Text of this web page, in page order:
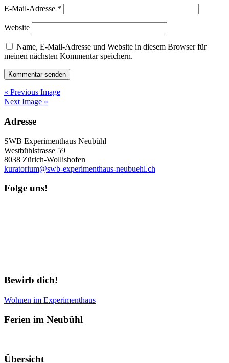
E-Mail-Adresse *
Website
Name, E-Mail-Adresse und Website in diesem Browser für
meinen nächsten Kommentar speichern.
« Previous Image
Next Image »
Adresse
SWB Experimenthaus Neubühl
Westbühlstrasse 59
8038 Zürich-Wollishofen
kuratorium@swb-experimenthaus-neubuehl.ch
Folge uns!
Bewirb dich!
Wohnen im Experimenthaus
Ferien im Neubühl
Übersicht